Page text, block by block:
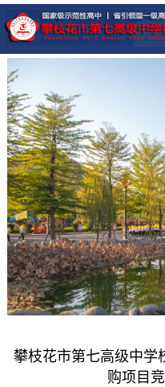
攀枝花市第七高级中学
购项目